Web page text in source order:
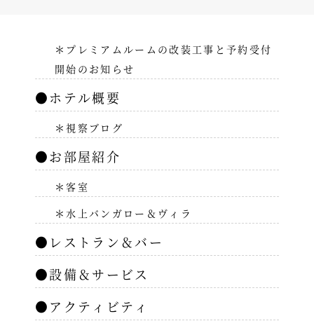
＊プレミアムルームの改装工事と予約受付
開始のお知らせ
●ホテル概要
＊視察ブログ
●お部屋紹介
＊客室
＊水上バンガロー＆ヴィラ
●レストラン＆バー
●設備＆サービス
●アクティビティ